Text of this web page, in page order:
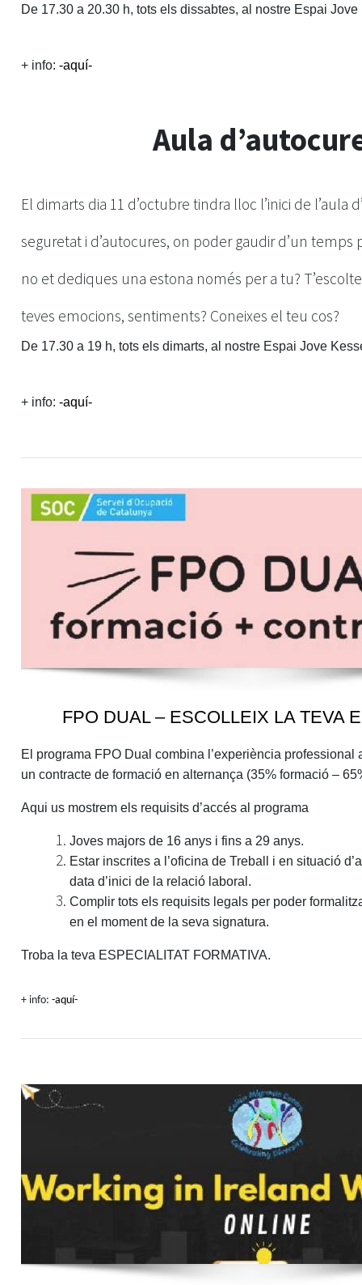
De 17.30 a 20.30 h, tots els dissabtes, al nostre Espai Jove
+ info: -aquí-
Aula
El dimarts dia 11 d’octubre tindra lloc l’inici de l’aula
seguretat i d’autocures, on poder gaudir d’un temps
no et dediques una estona només per a tu?
teves emocions, sentiments? Coneixes el teu cos?
De 17.30 a 19 h, tots els dimarts, al nostre Espai Jove
+ info: -aquí-
FPO DUAL – ESCOLLEIX LA TEVA
El programa FPO Dual combina l’experiència professional
un contracte de formació en alternança (35% formació –
Aqui us mostrem els requisits d’accés al programa
Joves majors de 16 anys i fins a 29 anys.
Estar inscrites a l’oficina de Treball i en situació
data d’inici de la relació laboral.
Complir tots els requisits legals per poder
en el moment de la seva signatura.
Troba la teva ESPECIALITAT FORMATIVA.
+ info: -aquí-